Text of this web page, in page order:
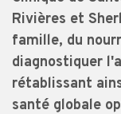
Rivières et
famille, du
diagnostiquer
rétablissant
santé globale